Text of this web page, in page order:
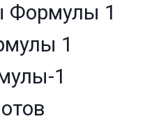
Формулы 1
1
1